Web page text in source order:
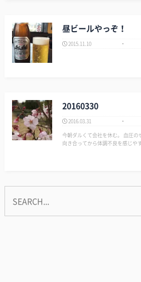
昼ビールやっぞ！
2015.11.10
20160330
2016.03.31
今朝ダルくて会社を休む。 血圧の
向き合ってから体調不良を感じやすく